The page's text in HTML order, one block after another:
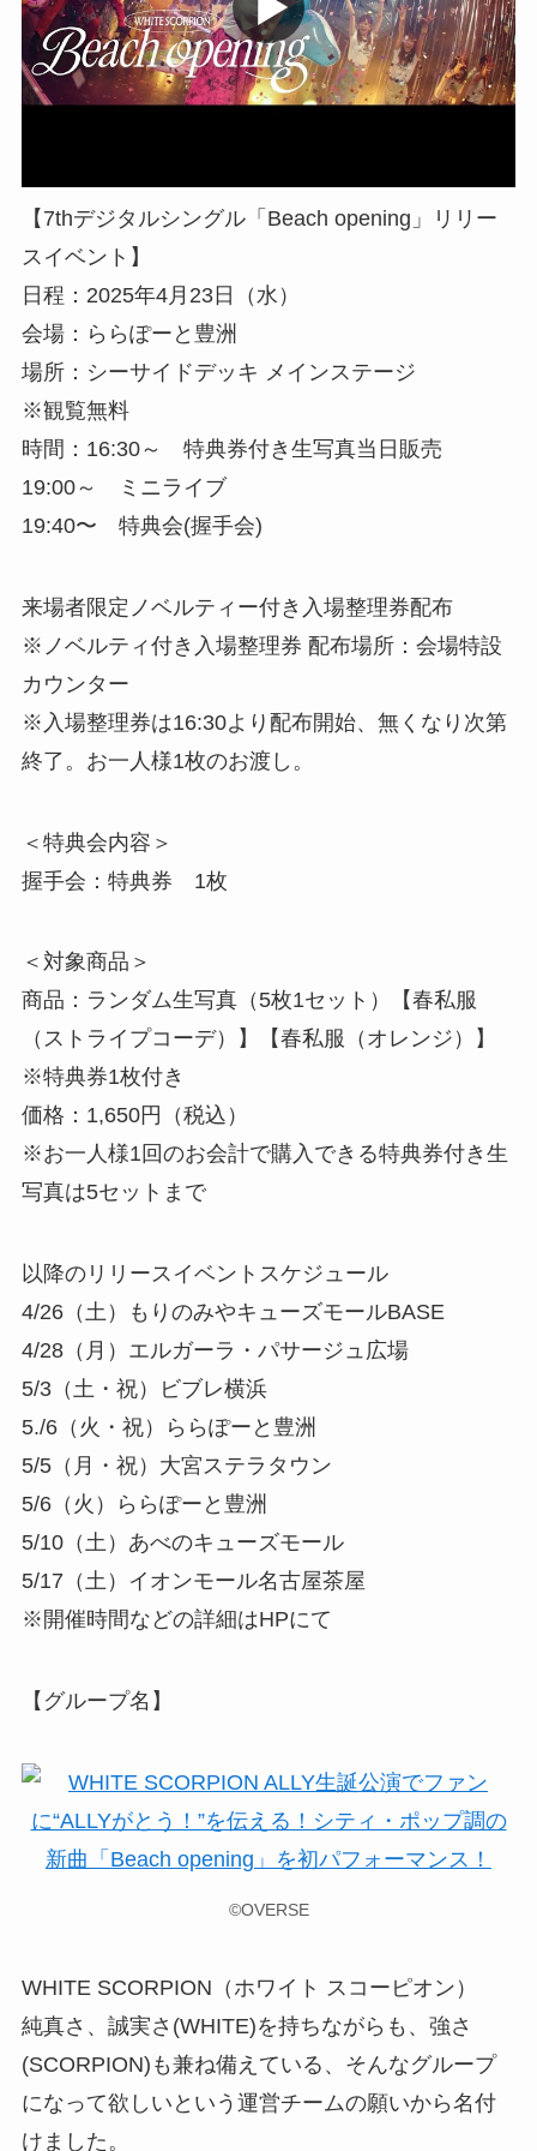
【7thデジタルシングル「Beach opening」リリー
スイベント】
日程：2025年4月23日（水）
会場：ららぽーと豊洲
場所：シーサイドデッキ メインステージ
※観覧無料
時間：16:30～ 特典券付き生写真当日販売
19:00～ ミニライブ
19:40〜 特典会(握手会)
来場者限定ノベルティー付き入場整理券配布
※ノベルティ付き入場整理券 配布場所：会場特設
カウンター
※入場整理券は16:30より配布開始、無くなり次第
終了。お一人様1枚のお渡し。
＜特典会内容＞
握手会：特典券 1枚
＜対象商品＞
商品：ランダム生写真（5枚1セット）【春私服
（ストライプコーデ）】【春私服（オレンジ）】
※特典券1枚付き
価格：1,650円（税込）
※お一人様1回のお会計で購入できる特典券付き生
写真は5セットまで
以降のリリースイベントスケジュール
4/26（土）もりのみやキューズモールBASE
4/28（月）エルガーラ・パサージュ広場
5/3（土・祝）ビブレ横浜
5./6（火・祝）ららぽーと豊洲
5/5（月・祝）大宮ステラタウン
5/6（火）ららぽーと豊洲
5/10（土）あべのキューズモール
5/17（土）イオンモール名古屋茶屋
※開催時間などの詳細はHPにて
【グループ名】
©OVERSE
WHITE SCORPION（ホワイト スコーピオン）
純真さ、誠実さ(WHITE)を持ちながらも、強さ
(SCORPION)も兼ね備えている、そんなグループ
になって欲しいという運営チームの願いから名付
けました。